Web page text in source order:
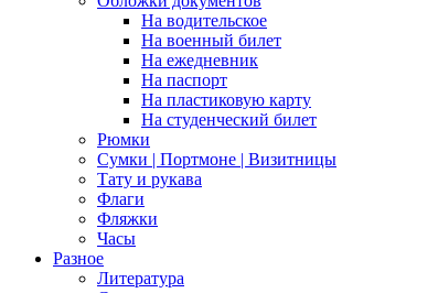
На водительское
На военный билет
На ежедневник
На паспорт
На пластиковую карту
На студенческий билет
Рюмки
Сумки | Портмоне | Визитницы
Тату и рукава
Флаги
Фляжки
Часы
Разное
Литература